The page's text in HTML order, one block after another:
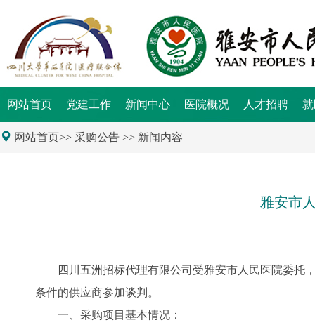
网站首页 党建工作 新闻中心 医院概况 人才招聘
网站首页>> 采购公告 >> 新闻内容
雅安市
四川五洲招标代理有限公司受雅安市人民医院委托
条件的供应商参加谈判。
一、采购项目基本情况：